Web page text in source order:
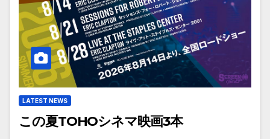
LATEST NEWS
この夏TOHOシネマ映画3本